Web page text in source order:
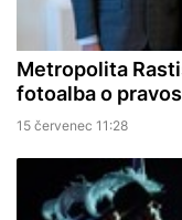
Metropolita
fotoalba o
15 červenec 11:28